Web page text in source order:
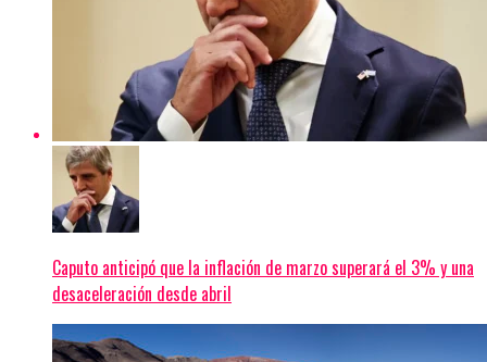
Caputo anticipó que la inflación de marzo superará el 3% y una
desaceleración desde abril